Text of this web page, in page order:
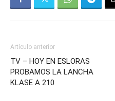
Artículo anterior
TV – HOY EN ESLORAS
PROBAMOS LA LANCHA
KLASE A 210